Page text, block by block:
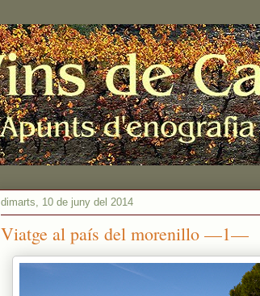
dimarts, 10 de juny del 2014
Viatge al país del morenillo —1—